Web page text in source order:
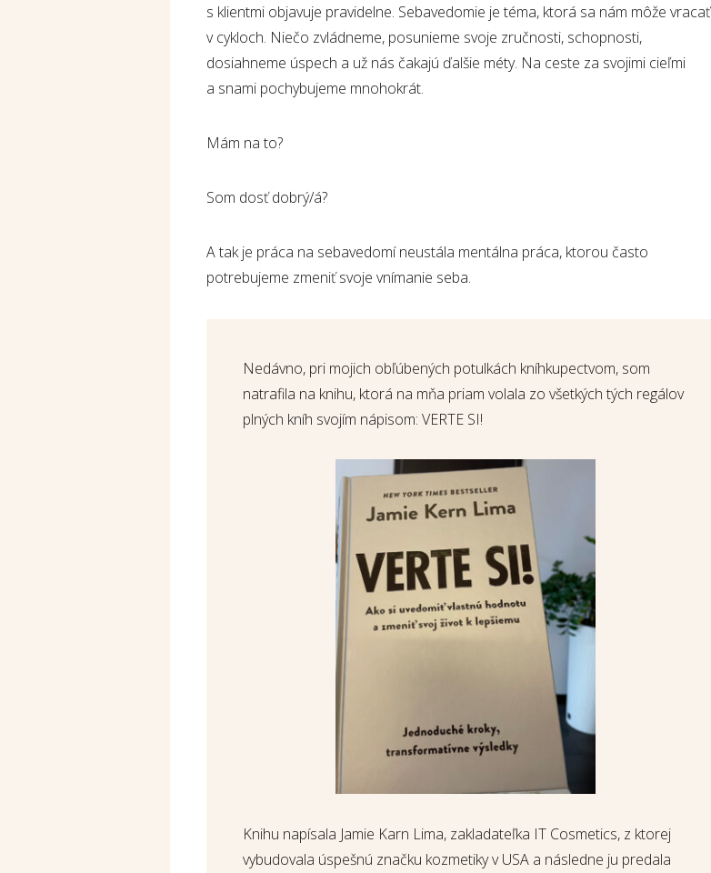
s klientmi objavuje pravidelne. Sebavedomie je téma, ktorá sa nám môže vracať
v cykloch. Niečo zvládneme, posunieme svoje zručnosti, schopnosti,
dosiahneme úspech a už nás čakajú ďalšie méty. Na ceste za svojimi cieľmi
a snami pochybujeme mnohokrát.
Mám na to?
Som dosť dobrý/á?
A tak je práca na sebavedomí neustála mentálna práca, ktorou často
potrebujeme zmeniť svoje vnímanie seba.
Nedávno, pri mojich obľúbených potulkách kníhkupectvom, som
natrafila na knihu, ktorá na mňa priam volala zo všetkých tých regálov
plných kníh svojím nápisom: VERTE SI!
Knihu napísala Jamie Karn Lima, zakladateľka IT Cosmetics, z ktorej
vybudovala úspešnú značku kozmetiky v USA a následne ju predala